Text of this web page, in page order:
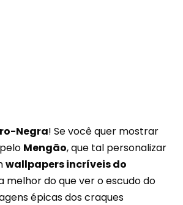
Negra! Se você quer mostrar
Mengão, que tal personalizar
wallpapers incríveis do
melhor do que ver o escudo do
épicas dos craques